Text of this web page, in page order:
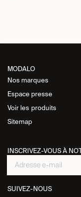
MODALO
Nos marques
Espace presse
Voir les produits
Sitemap
INSCRIVEZ-VOUS À
SUIVEZ-NOUS